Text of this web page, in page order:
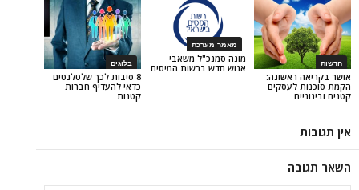
בלוגים
8 סיבות לכך שלטלנטים
כדאי להעדיף חברות
מאמר מערכת
מונה סמנכ"ל משאבי
אנוש חדש ברשות המיסים